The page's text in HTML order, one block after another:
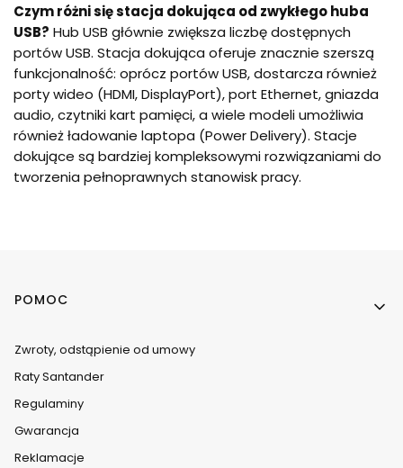
Czym różni się stacja dokująca od zwykłego huba
USB? Hub USB głównie zwiększa liczbę dostępnych
portów USB. Stacja dokująca oferuje znacznie szerszą
funkcjonalność: oprócz portów USB, dostarcza również
porty wideo (HDMI, DisplayPort), port Ethernet, gniazda
audio, czytniki kart pamięci, a wiele modeli umożliwia
również ładowanie laptopa (Power Delivery). Stacje
dokujące są bardziej kompleksowymi rozwiązaniami do
tworzenia pełnoprawnych stanowisk pracy.
Linki w stopce
POMOC
Zwroty, odstąpienie od umowy
Raty Santander
Regulaminy
Gwarancja
Reklamacje